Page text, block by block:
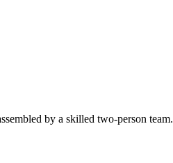
by a skilled two-person